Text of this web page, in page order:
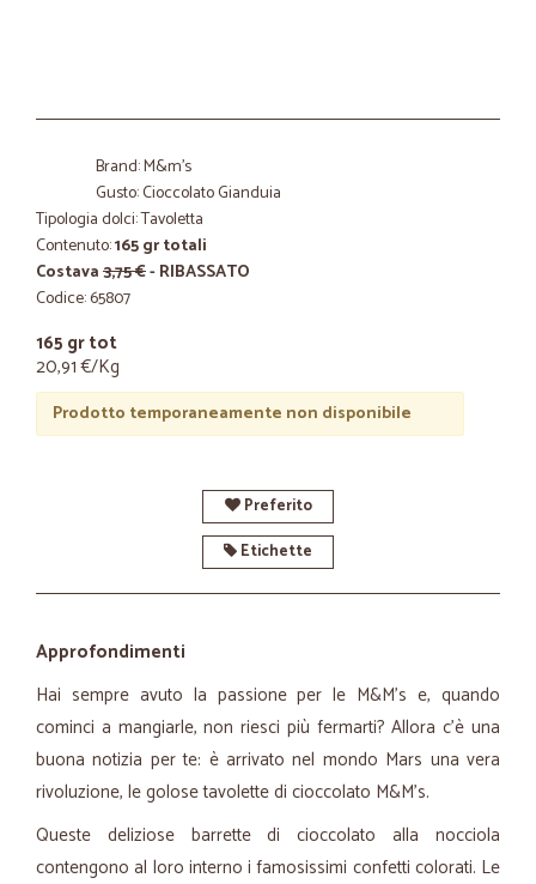
Brand: M&m's
Gusto: Cioccolato Gianduia
Tipologia dolci: Tavoletta
Contenuto:165 gr totali
Costava3,75 €- RIBASSATO
Codice: 65807
165 gr tot
20,91 €/Kg
Prodotto temporaneamente non disponibile
Preferito
Etichette
Approfondimenti
Hai sempre avuto la passione per le M&M's e, quando
cominci a mangiarle, non riesci più fermarti? Allora c’è una
buona notizia per te: è arrivato nel mondo Mars una vera
rivoluzione, le golose tavolette di cioccolato M&M’s.
Queste deliziose barrette di cioccolato alla nocciola
contengono al loro interno i famosissimi confetti colorati. Le